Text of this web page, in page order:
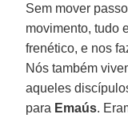
Sem mover
movimento, tudo
frenético, e nos
Nós também
aqueles
para Emaús.